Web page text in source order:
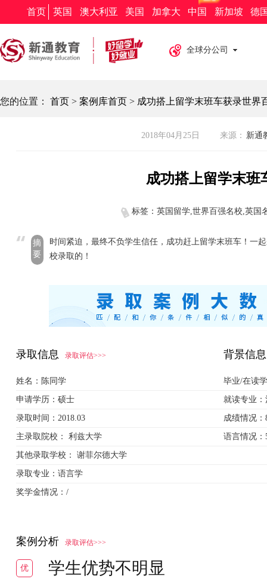
新通教育 新通留学 新通外语 欧亚教育 新通求职
全球分公司
首页 英国 澳大利亚 美国 加拿大 中国 新加坡 德
您的位置： 首页 > 案例库首页 > 成功搭上留学末班车获录世界
2018年04月25日 来源： 新通
成功搭上留学末班
标签：英国留学,世界百强名校,英国
摘
要
时间紧迫，最终不负学生信任，成功赶上留学末班车！一
校录取的！
录取信息 录取评估>>>
姓名： 陈同学
申请学历： 硕士
录取时间： 2018.03
主录取院校： 利兹大学
其他录取学校： 谢菲尔德大学
录取专业： 语言学
奖学金情况： /
背景信息
毕业/在读
就读专业：
成绩情况：
语言情况：
案例分析 录取评估>>>
优 学生优势不明显